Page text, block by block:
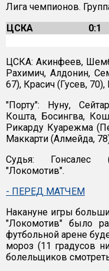
Лига чемпионов.
ЦСКА
0:1
ЦСКА: Акинфеев,
Рахимич, Алдонин,
67), Красич (Гусев, 70),
"Порту": Нуну,
Кошта, Босингва,
Рикарду Куарежма
Маккарти (Алмейда,
Судья: Гонсалес
"Локомотив".
- ПЕРЕД МАТЧЕМ
Накануне игры
"Локомотив" было
футбольной арене
мороз (11 градусов
болельщиков